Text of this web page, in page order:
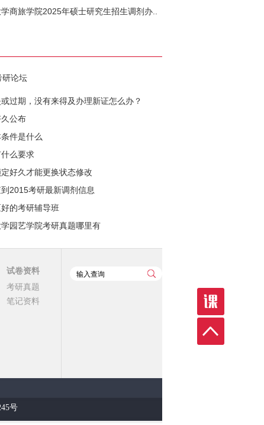
商旅学院2025年硕士研究生招生调剂办..
研论坛
过期，没有来得及办理新证怎么办？
公布
件是什么
么要求
好久才能更换状态修改
2015考研最新调剂信息
的考研辅导班
园艺学院考研真题哪里有
试卷资料
考研真题
笔记资料
号